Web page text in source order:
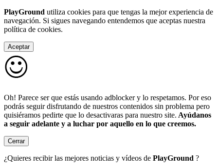
PlayGround utiliza cookies para que tengas la mejor experiencia de
navegación. Si sigues navegando entendemos que aceptas nuestra
política de cookies.
Aceptar
Oh! Parece ser que estás usando adblocker y lo respetamos. Por eso
podrás seguir disfrutando de nuestros contenidos sin problema pero
quisiéramos pedirte que lo desactivaras para nuestro site. Ayúdanos
a seguir adelante y a luchar por aquello en lo que creemos.
Cerrar
¿Quieres recibir las mejores noticias y vídeos de PlayGround ?